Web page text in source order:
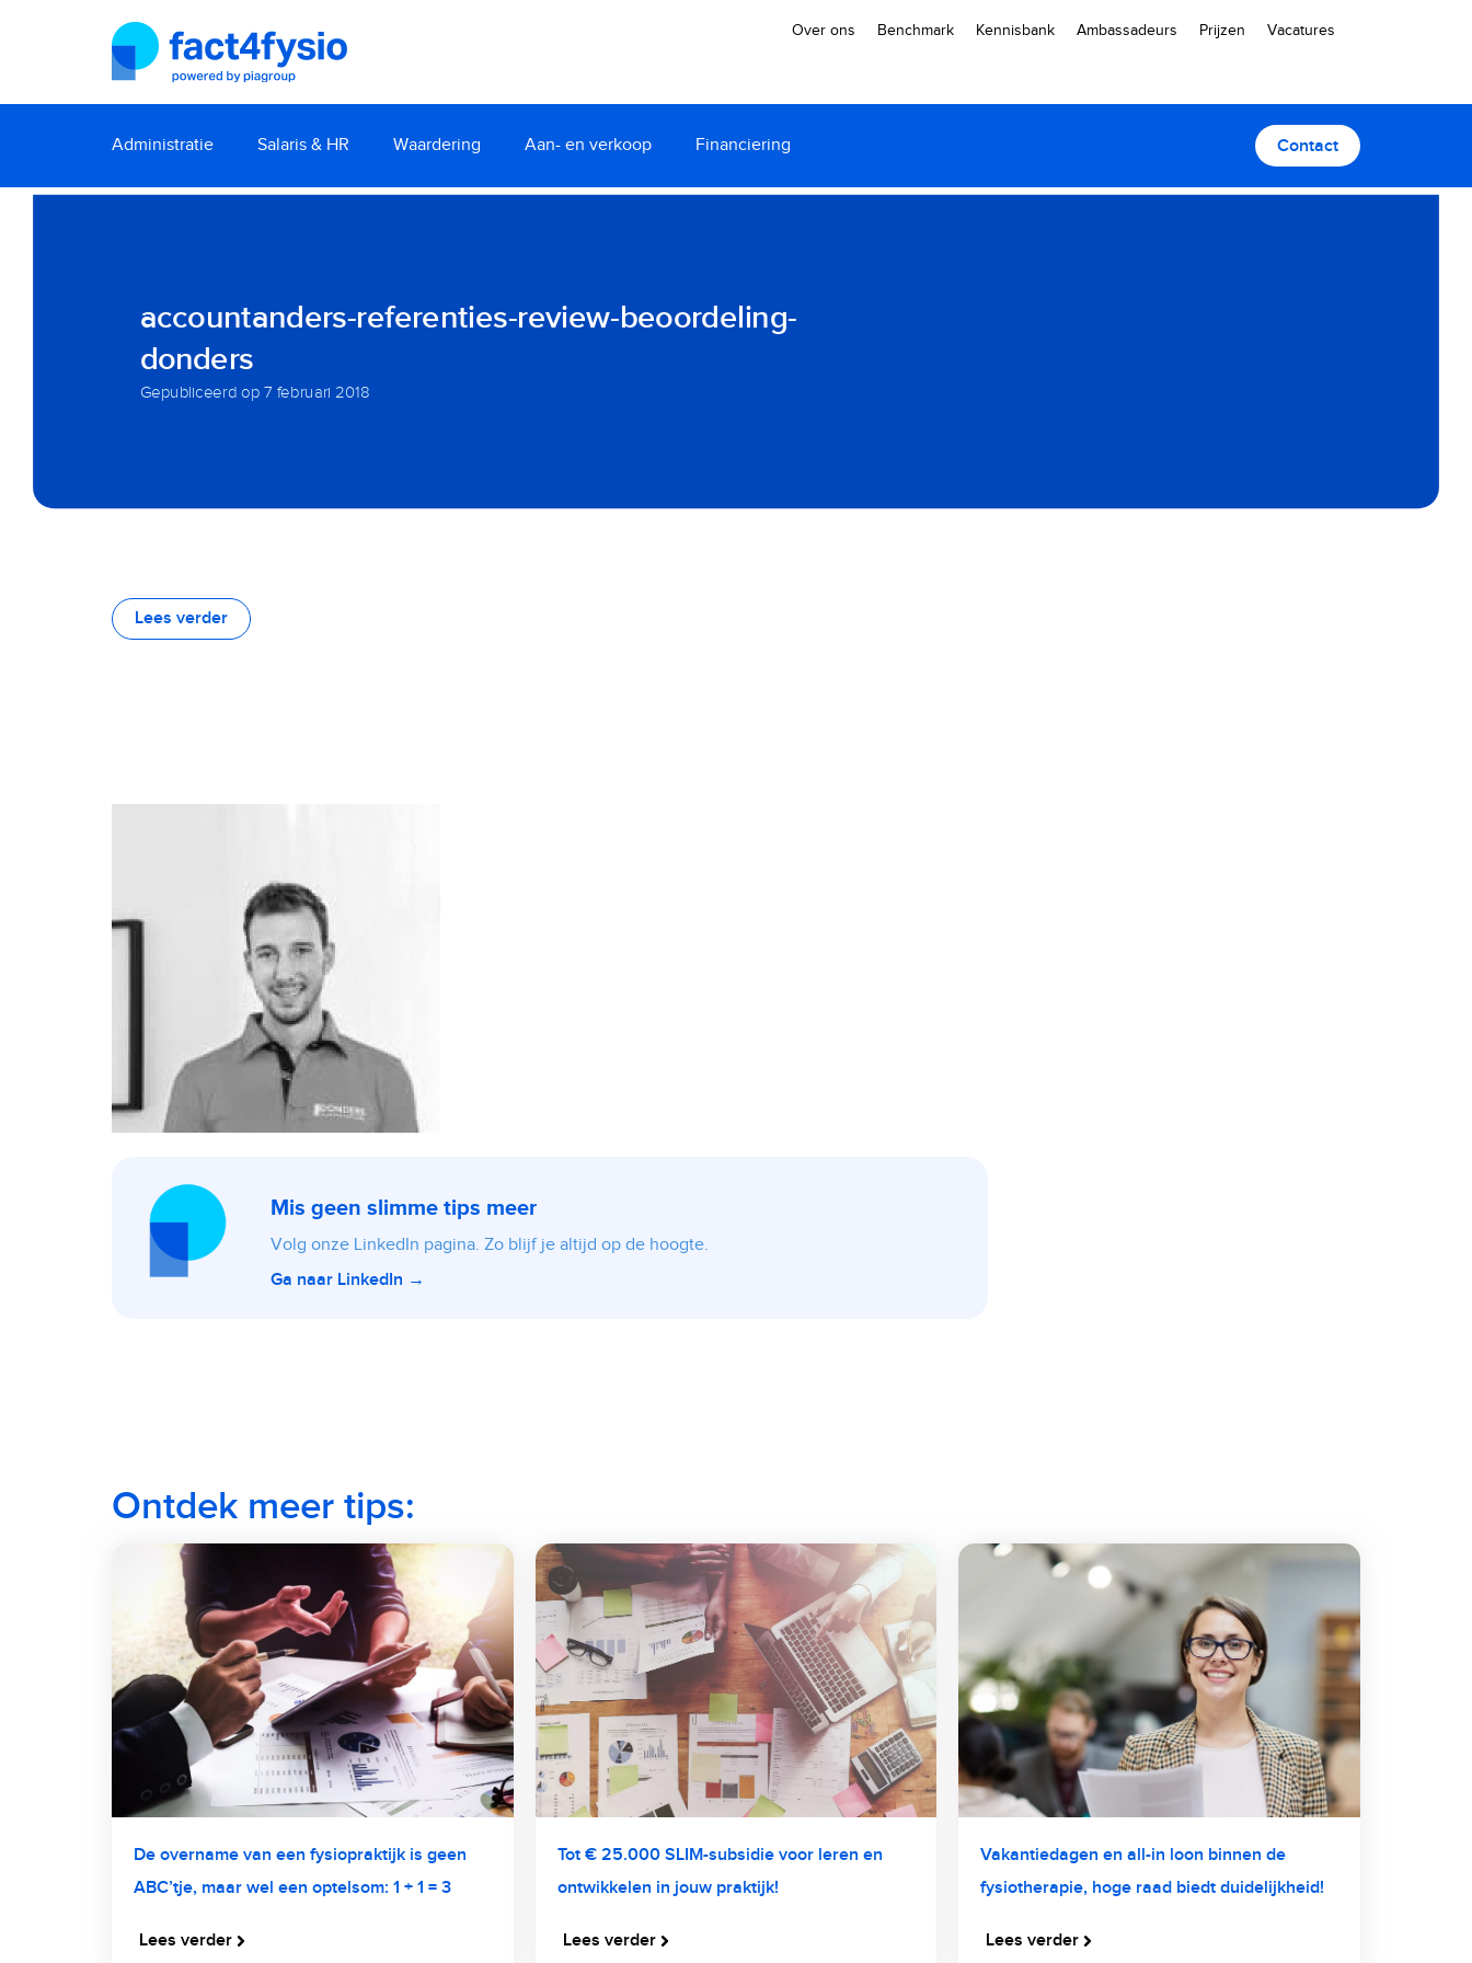
Over ons Benchmark Kennisbank Ambassadeurs Prijzen Vacatures
Administratie Salaris & HR Waardering Aan- en verkoop Financiering Contact
accountanders-referenties-review-beoordeling-
donders
Gepubliceerd op 7 februari 2018
Lees verder
Mis geen slimme tips meer
Volg onze LinkedIn pagina. Zo blijf je altijd op de hoogte.
Ga naar LinkedIn →
Ontdek meer tips:
De overname van een fysiopraktijk is geen
ABC’tje, maar wel een optelsom: 1 + 1 = 3
Lees verder
Tot € 25.000 SLIM-subsidie voor leren en
ontwikkelen in jouw praktijk!
Lees verder
Vakantiedagen en all-in loon binnen de
fysiotherapie, hoge raad biedt duidelijkheid!
Lees verder